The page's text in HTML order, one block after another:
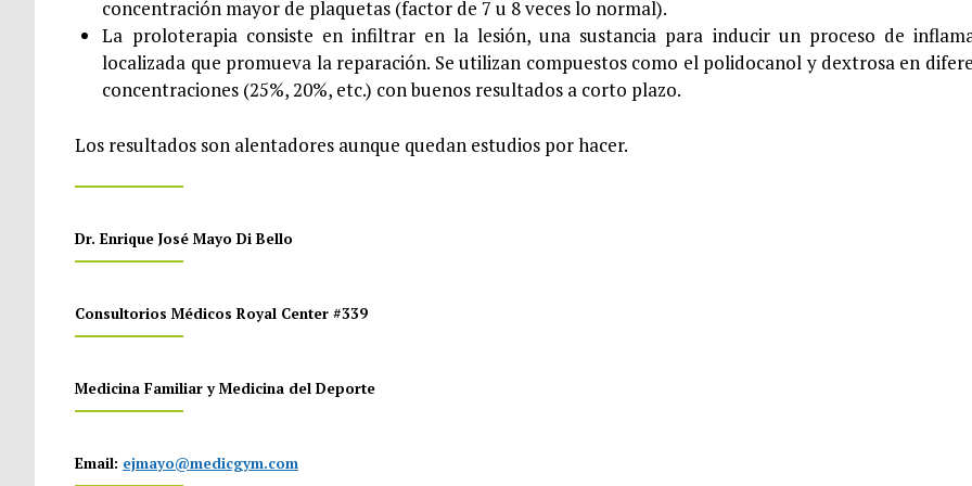
concentración mayor de plaquetas (factor de 7 u 8 veces lo normal).
La proloterapia consiste en infiltrar en la lesión, una sustancia para inducir un proceso de
localizada que promueva la reparación. Se utilizan compuestos como el polidocanol y dextrosa en
concentraciones (25%, 20%, etc.) con buenos resultados a corto plazo.
Los resultados son alentadores aunque quedan estudios por hacer.
Dr. Enrique José Mayo Di Bello
Consultorios Médicos Royal Center #339
Medicina Familiar y Medicina del Deporte
Email: ejmayo@medicgym.com